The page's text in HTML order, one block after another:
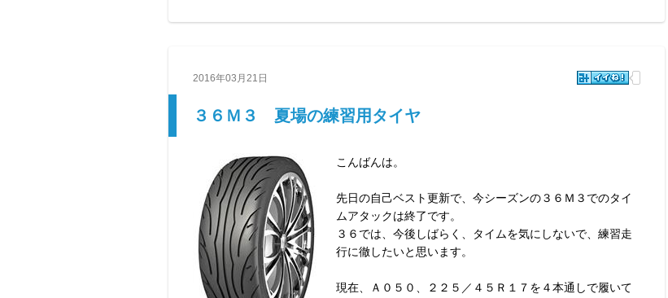
2016年03月21日
３６Ｍ３ 夏場の練習用タイヤ
こんばんは。
先日の自己ベスト更新で、今シーズンの３６Ｍ３でのタイ
ムアタックは終了です。
３６では、今後しばらく、タイムを気にしないで、練習走
行に徹したいと思います。
現在、Ａ０５０、２２５／４５Ｒ１７を４本通しで履いて